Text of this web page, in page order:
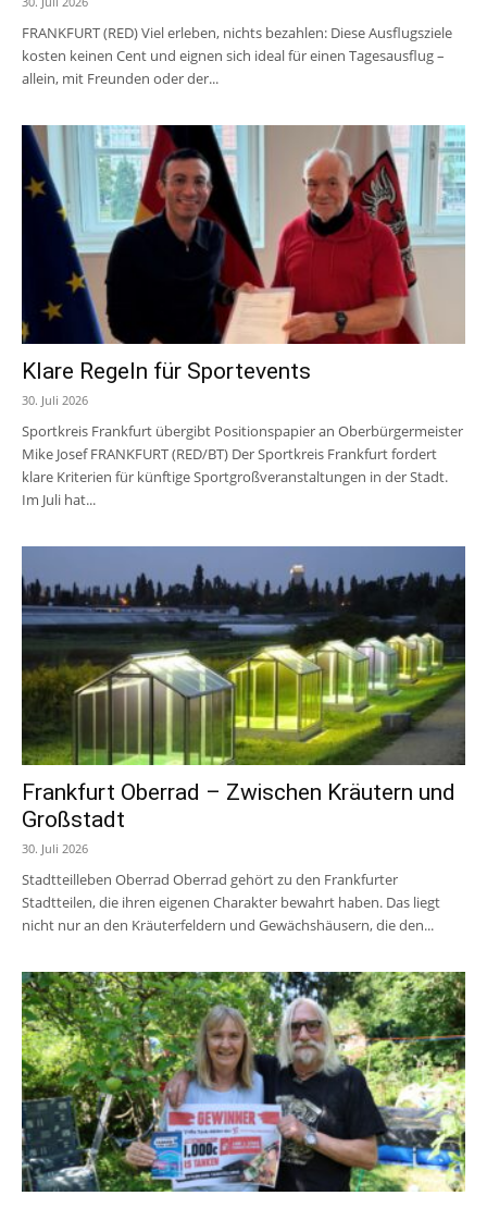
FRANKFURT (RED) Viel erleben, nichts bezahlen: Diese Ausflugsziele
kosten keinen Cent und eignen sich ideal für einen Tagesausflug –
allein, mit Freunden oder der...
Klare Regeln für Sportevents
30. Juli 2026
Sportkreis Frankfurt übergibt Positionspapier an Oberbürgermeister
Mike Josef FRANKFURT (RED/BT) Der Sportkreis Frankfurt fordert
klare Kriterien für künftige Sportgroßveranstaltungen in der Stadt.
Im Juli hat...
Frankfurt Oberrad – Zwischen Kräutern und
Großstadt
30. Juli 2026
Stadtteilleben Oberrad Oberrad gehört zu den Frankfurter
Stadtteilen, die ihren eigenen Charakter bewahrt haben. Das liegt
nicht nur an den Kräuterfeldern und Gewächshäusern, die den...